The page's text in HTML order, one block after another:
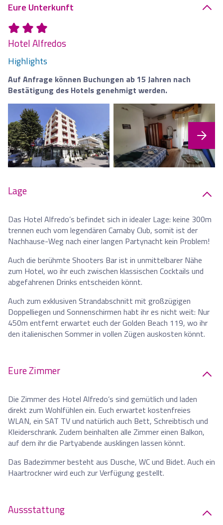
Eure Unterkunft
Hotel Alfredos
Highlights
Auf Anfrage können Buchungen ab 15 Jahren nach
Bestätigung des Hotels genehmigt werden.
Lage
Das Hotel Alfredo’s befindet sich in idealer Lage: keine 300m
trennen euch vom legendären Carnaby Club, somit ist der
Nachhause-Weg nach einer langen Partynacht kein Problem!
Auch die berühmte Shooters Bar ist in unmittelbarer Nähe
zum Hotel, wo ihr euch zwischen klassischen Cocktails und
abgefahrenen Drinks entscheiden könnt.
Auch zum exklusiven Strandabschnitt mit großzügigen
Doppelliegen und Sonnenschirmen habt ihr es nicht weit: Nur
450m entfernt erwartet euch der Golden Beach 119, wo ihr
den italienischen Sommer in vollen Zügen auskosten könnt.
Eure Zimmer
Die Zimmer des Hotel Alfredo’s sind gemütlich und laden
direkt zum Wohlfühlen ein. Euch erwartet kostenfreies
WLAN, ein SAT TV und natürlich auch Bett, Schreibtisch und
Kleiderschrank. Zudem beinhalten alle Zimmer einen Balkon,
auf dem ihr die Partyabende ausklingen lassen könnt.
Das Badezimmer besteht aus Dusche, WC und Bidet. Auch ein
Haartrockner wird euch zur Verfügung gestellt.
Aussstattung